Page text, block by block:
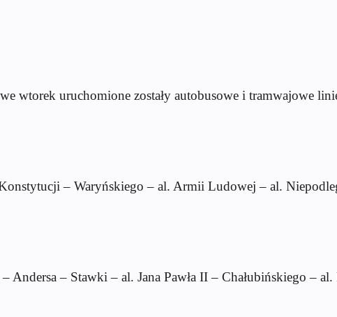
wtorek uruchomione zostały autobusowe i tramwajowe
– Waryńskiego – al. Armii Ludowej – al.
– Stawki – al. Jana Pawła II – Chałubińskiego –